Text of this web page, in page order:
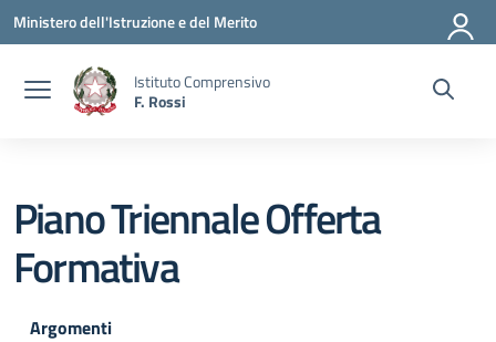
Vai ai contenuti
Vai al menu di navigazione
Vai al footer
Ministero dell'Istruzione e del Merito
Istituto Comprensivo
F. Rossi
Piano Triennale Offerta
Formativa
Argomenti